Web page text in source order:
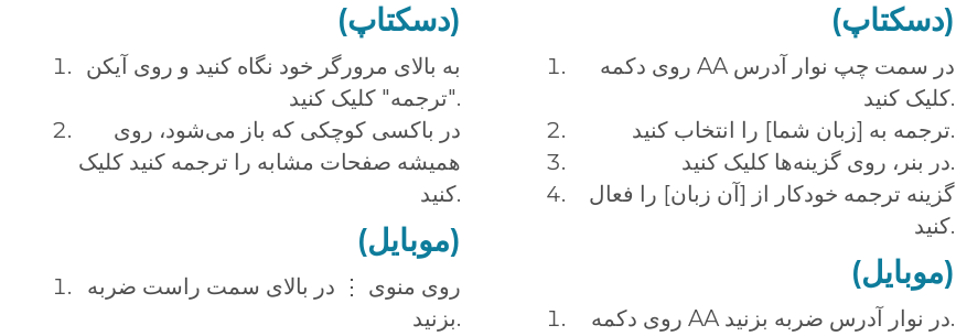
(دسکتاپ)
به بالای مرورگر خود نگاه کنید و روی آیکن
"ترجمه" کلیک کنید.
در باکسی کوچکی که باز می‌شود، روی
همیشه صفحات مشابه را ترجمه کنید کلیک
کنید.
(موبایل)
روی منوی ⋮ در بالای سمت راست ضربه
بزنید.
(دسکتاپ)
روی دکمه AA در سمت چپ نوار آدرس
کلیک کنید.
ترجمه به [زبان شما] را انتخاب کنید.
در بنر، روی گزینه‌ها کلیک کنید.
گزینه ترجمه خودکار از [آن زبان] را فعال
کنید.
(موبایل)
روی دکمه AA در نوار آدرس ضربه بزنید.